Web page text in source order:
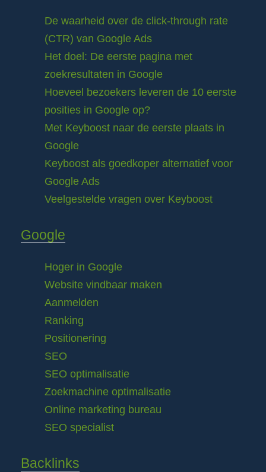
De waarheid over de click-through rate
(CTR) van Google Ads
Het doel: De eerste pagina met
zoekresultaten in Google
Hoeveel bezoekers leveren de 10 eerste
posities in Google op?
Met Keyboost naar de eerste plaats in
Google
Keyboost als goedkoper alternatief voor
Google Ads
Veelgestelde vragen over Keyboost
Google
Hoger in Google
Website vindbaar maken
Aanmelden
Ranking
Positionering
SEO
SEO optimalisatie
Zoekmachine optimalisatie
Online marketing bureau
SEO specialist
Backlinks